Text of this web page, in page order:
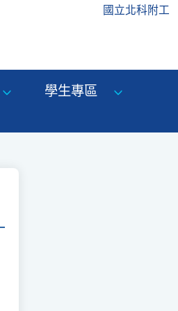
國立北科附工
學生專區